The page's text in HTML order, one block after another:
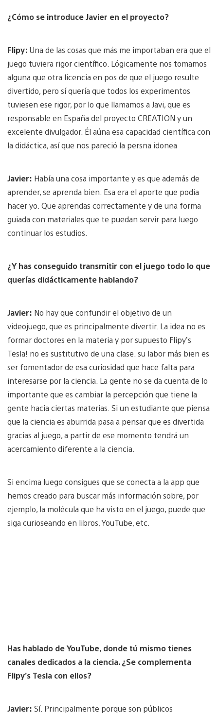
¿Cómo se introduce Javier en el proyecto?
Flipy: Una de las cosas que más me importaban era que el
juego tuviera rigor científico. Lógicamente nos tomamos
alguna que otra licencia en pos de que el juego resulte
divertido, pero sí quería que todos los experimentos
tuviesen ese rigor, por lo que llamamos a Javi, que es
responsable en España del proyecto CREATION y un
excelente divulgador. Él aúna esa capacidad científica con
la didáctica, así que nos pareció la persna idonea
Javier: Había una cosa importante y es que además de
aprender, se aprenda bien. Esa era el aporte que podía
hacer yo. Que aprendas correctamente y de una forma
guiada con materiales que te puedan servir para luego
continuar los estudios.
¿Y has conseguido transmitir con el juego todo lo que
querías didácticamente hablando?
Javier: No hay que confundir el objetivo de un
videojuego, que es principalmente divertir. La idea no es
formar doctores en la materia y por supuesto Flipy’s
Tesla! no es sustitutivo de una clase. su labor más bien es
ser fomentador de esa curiosidad que hace falta para
interesarse por la ciencia. La gente no se da cuenta de lo
importante que es cambiar la percepción que tiene la
gente hacia ciertas materias. Si un estudiante que piensa
que la ciencia es aburrida pasa a pensar que es divertida
gracias al juego, a partir de ese momento tendrá un
acercamiento diferente a la ciencia.
Si encima luego consigues que se conecta a la app que
hemos creado para buscar más información sobre, por
ejemplo, la molécula que ha visto en el juego, puede que
siga curioseando en libros, YouTube, etc.
Has hablado de YouTube, donde tú mismo tienes
canales dedicados a la ciencia. ¿Se complementa
Flipy’s Tesla con ellos?
Javier: Sí. Principalmente porque son públicos